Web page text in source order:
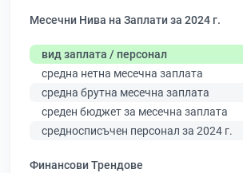
Месечни Нива на Заплати за 2024 г.
вид заплата / персонал
средна нетна месечна заплата
средна брутна месечна заплата
среден бюджет за месечна заплата
средносписъчен персонал за 2024 г.
Финансови Трендове